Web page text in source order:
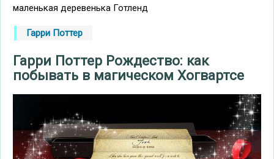
маленькая деревенька Готленд
Гарри Поттер
Гарри Поттер Рождество: как
побывать в магическом Хогвартсе